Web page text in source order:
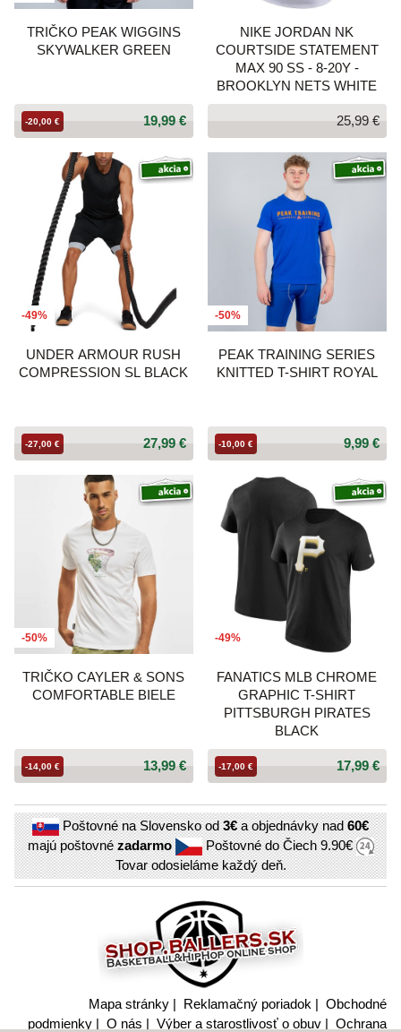
TRIČKO PEAK WIGGINS
SKYWALKER GREEN
19,99 €
-20,00 €
NIKE JORDAN NK
COURTSIDE STATEMENT
MAX 90 SS - 8-20Y -
BROOKLYN NETS WHITE
25,99 €
-49%
UNDER ARMOUR RUSH
COMPRESSION SL BLACK
27,99 €
-27,00 €
-50%
PEAK TRAINING SERIES
KNITTED T-SHIRT ROYAL
9,99 €
-10,00 €
-50%
TRIČKO CAYLER & SONS
COMFORTABLE BIELE
13,99 €
-14,00 €
-49%
FANATICS MLB CHROME
GRAPHIC T-SHIRT
PITTSBURGH PIRATES
BLACK
17,99 €
-17,00 €
Poštovné na Slovensko od3€a objednávky nad60€
majú poštovnézadarmo Poštovné do Čiech9.90€
Tovar odosieláme každý deň.
Mapa stránky | Reklamačný poriadok | Obchodné
podmienky | O nás | Výber a starostlivosť o obuv | Ochrana